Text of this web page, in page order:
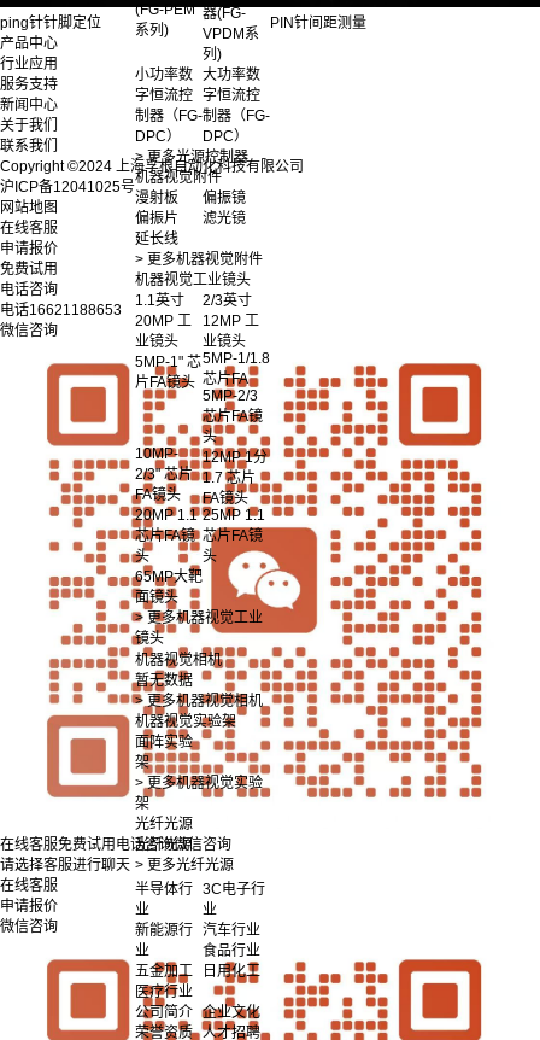
(FG-PEM
系列)
器(FG-
VPDM系
列)
小功率数
字恒流控
制器（FG-
DPC）
大功率数
字恒流控
制器（FG-
DPC）
> 更多光源控制器
机器视觉附件
漫射板
偏振镜
偏振片
滤光镜
延长线
> 更多机器视觉附件
机器视觉工业镜头
1.1英寸
20MP 工
业镜头
2/3英寸
12MP 工
业镜头
5MP-1" 芯
片FA镜头
5MP-1/1.8
芯片FA
5MP-2/3
芯片FA镜
头
10MP-
2/3" 芯片
FA镜头
12MP 1分
1.7 芯片
FA镜头
20MP 1.1
芯片FA镜
头
25MP 1.1
芯片FA镜
头
65MP大靶
面镜头
> 更多机器视觉工业
镜头
机器视觉相机
暂无数据
> 更多机器视觉相机
机器视觉实验架
面阵实验
架
> 更多机器视觉实验
架
光纤光源
光纤光源
> 更多光纤光源
半导体行
业
3C电子行
业
新能源行
业
汽车行业
食品行业
五金加工
日用化工
医疗行业
公司简介 企业文化
荣誉资质 人才招聘
ping针针脚定位
PIN针间距测量
产品中心
行业应用
服务支持
新闻中心
关于我们
联系我们
Copyright ©2024 上海孚根自动化科技有限公司
沪ICP备12041025号
网站地图
在线客服
申请报价
免费试用
电话咨询
电话16621188653
微信咨询
在线客服免费试用 电话咨询微信咨询
请选择客服进行聊天
在线客服
申请报价
微信咨询